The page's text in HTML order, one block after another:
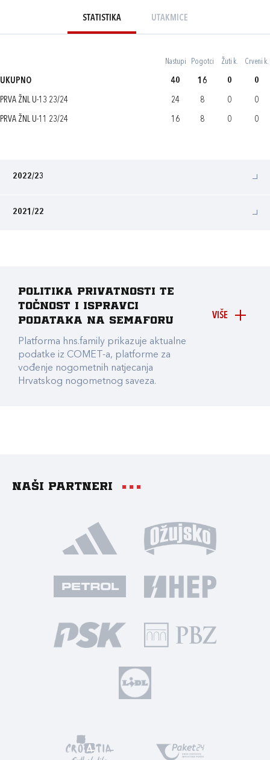
STATISTIKA UTAKMICE
Nastupi Pogotci Žuti k. Crveni k.
UKUPNO 40 16 0 0
PRVA ŽNL U-13 23/24 24 8 0 0
PRVA ŽNL U-11 23/24 16 8 0 0
2022/23
2021/22
VIŠE
Politika privatnosti te
točnost i ispravci
podataka na Semaforu
Platforma hns.family prikazuje aktualne
podatke iz COMET-a, platforme za
vođenje nogometnih natjecanja
Hrvatskog nogometnog saveza.
Naši partneri